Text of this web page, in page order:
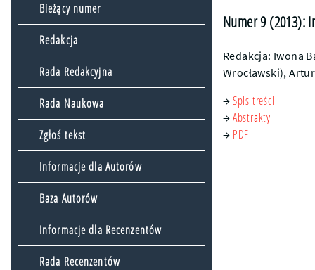
Bieżący numer
Redakcja
Rada Redakcyjna
Rada Naukowa
Zgłoś tekst
Informacje dla Autorów
Baza Autorów
Informacje dla Recenzentów
Rada Recenzentów
Numer 9 (2013):
Redakcja: Iwona
Wrocławski),
→ Spis treści
→ Abstrakty
→ PDF